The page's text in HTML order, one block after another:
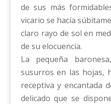
de sus más
vicario se hacía
claro rayo de sol en
de su elocuencia.
La pequeña
susurros en las hojas,
receptiva y encantada
delicado que se